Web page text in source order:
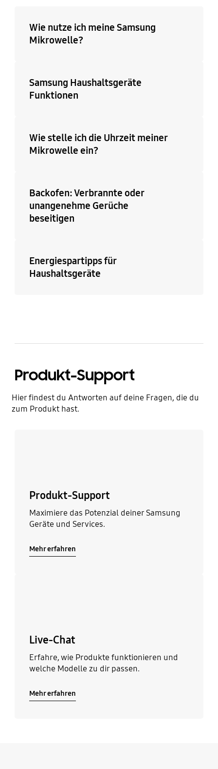
Wie nutze ich meine Samsung
Mikrowelle?
Samsung Haushaltsgeräte
Funktionen
Wie stelle ich die Uhrzeit meiner
Mikrowelle ein?
Backofen: Verbrannte oder
unangenehme Gerüche
beseitigen
Energiespartipps für
Haushaltsgeräte
Produkt-Support
Hier findest du Antworten auf deine Fragen, die du
zum Produkt hast.
Produkt-Support
Maximiere das Potenzial deiner Samsung
Geräte und Services.
Mehr erfahren
Live-Chat
Erfahre, wie Produkte funktionieren und
welche Modelle zu dir passen.
Mehr erfahren